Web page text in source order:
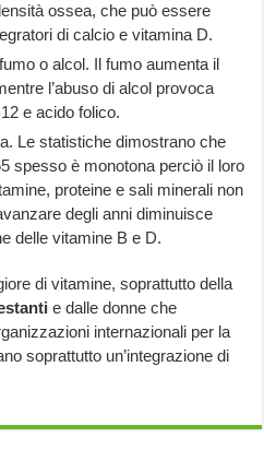
ossea, che può essere
di calcio e vitamina D.
o alcol. Il fumo aumenta il
l’abuso di alcol provoca
e acido folico.
Le statistiche dimostrano che
spesso è monotona perciò il loro
proteine e sali minerali non
degli anni diminuisce
delle vitamine B e D.
di vitamine, soprattutto della
e dalle donne che
internazionali per la
soprattutto un’integrazione di